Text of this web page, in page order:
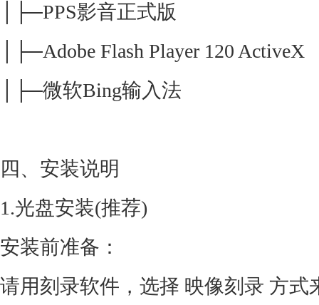
│├─PPS影音正式版
│├─Adobe Flash Player 120 ActiveX
│├─微软Bing输入法
四、安装说明
1.光盘安装(推荐)
安装前准备：
请用刻录软件，选择 映像刻录 方式